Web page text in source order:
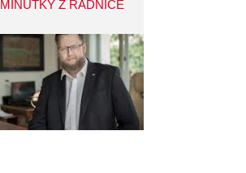
MINUTKY Z RADNICE